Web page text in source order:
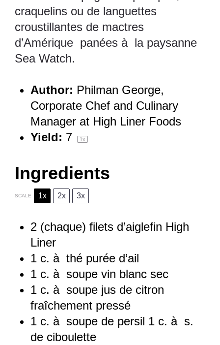
craquelins ou de languettes
croustillantes de mactres
d’Amérique panées à la paysanne
Sea Watch.
Author: Philman George,
Corporate Chef and Culinary
Manager at High Liner Foods
Yield: 7 1x
Ingredients
SCALE 1x 2x 3x
2 (chaque) filets d’aiglefin High
Liner
1 c. à thé purée d’ail
1 c. à soupe vin blanc sec
1 c. à soupe jus de citron
fraîchement pressé
1 c. à soupe de persil 1 c. à s.
de ciboulette